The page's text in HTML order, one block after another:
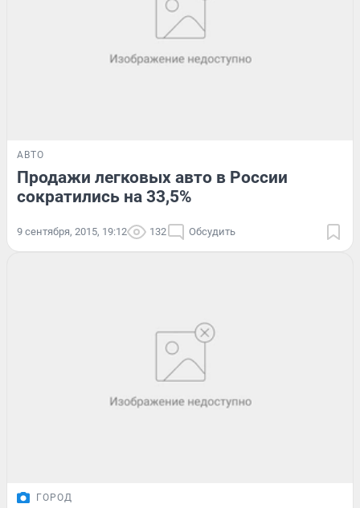
АВТО
Продажи легковых авто в России
сократились на 33,5%
9 сентября, 2015, 19:12 132 Обсудить
ГОРОД